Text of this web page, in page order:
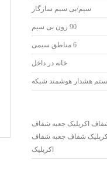
سیم/بی سیم سازگار
90 زون بی سیم
6 مناطق سیمی
خانه در داخل
هشدار هوشمند شبکه
اکریلیک جعبه شفاف
شفاف جعبه شفاف
اکریلیک